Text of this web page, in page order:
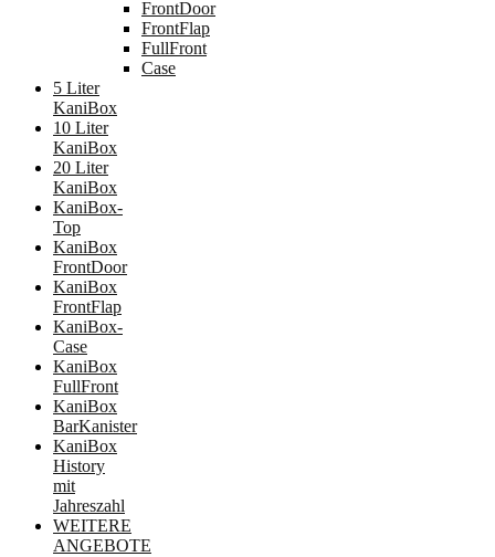
FrontDoor
FrontFlap
FullFront
Case
5 Liter
KaniBox
10 Liter
KaniBox
20 Liter
KaniBox
KaniBox-
Top
KaniBox
FrontDoor
KaniBox
FrontFlap
KaniBox-
Case
KaniBox
FullFront
KaniBox
BarKanister
KaniBox
History
mit
Jahreszahl
WEITERE
ANGEBOTE